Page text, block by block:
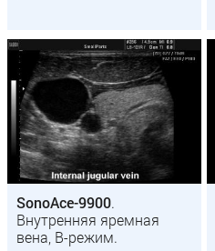
SonoAce-9900.
Внутренняя яремная
вена, B-режим.